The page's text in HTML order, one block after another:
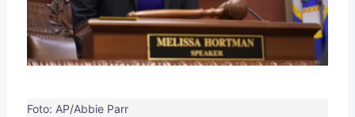
Foto: AP/Abbie Parr